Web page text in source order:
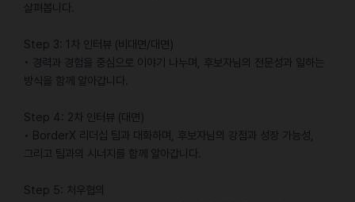
살펴봅니다.
Step 3: 1차 인터뷰 (비대면/대면)
• 경력과 경험을 중심으로 이야기 나누며, 후보자님의 전문성과 일하는
방식을 함께 알아갑니다.
Step 4: 2차 인터뷰 (대면)
• BorderX 리더십 팀과 대화하며, 후보자님의 강점과 성장 가능성,
그리고 팀과의 시너지를 함께 알아갑니다.
Step 5: 처우협의